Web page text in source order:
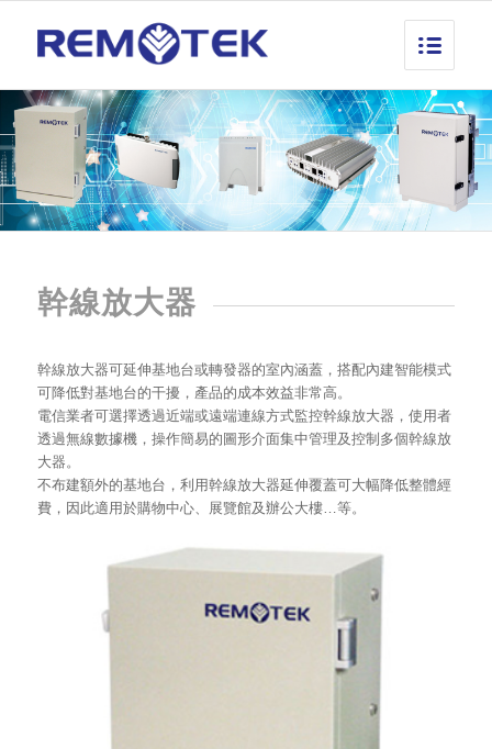
幹線放大器
幹線放大器可延伸基地台或轉發器的室內涵蓋，搭配內建智能模式
可降低對基地台的干擾，產品的成本效益非常高。
電信業者可選擇透過近端或遠端連線方式監控幹線放大器，使用者
透過無線數據機，操作簡易的圖形介面集中管理及控制多個幹線放
大器。
不布建額外的基地台，利用幹線放大器延伸覆蓋可大幅降低整體經
費，因此適用於購物中心、展覽館及辦公大樓…等。